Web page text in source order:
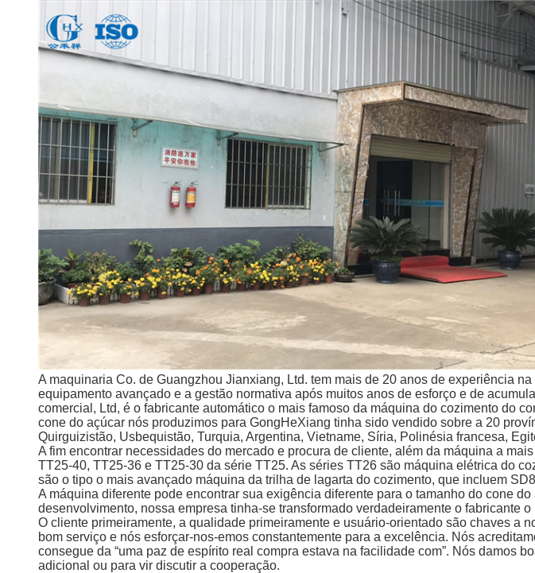
A maquinaria Co. de Guangzhou Jianxiang, Ltd. tem mais de 20 anos de experiência
equipamento avançado e a gestão normativa após muitos anos de esforço e de
comercial, Ltd, é o fabricante automático o mais famoso da máquina do cozimento do
cone do açúcar nós produzimos para GongHeXiang tinha sido vendido sobre a 20
Quirguizistão, Usbequistão, Turquia, Argentina, Vietname, Síria, Polinésia francesa,
A fim encontrar necessidades do mercado e procura de cliente, além da máquina a
TT25-40, TT25-36 e TT25-30 da série TT25. As séries TT26 são máquina elétrica do
são o tipo o mais avançado máquina da trilha de lagarta do cozimento, que incluem
A máquina diferente pode encontrar sua exigência diferente para o tamanho do cone
desenvolvimento, nossa empresa tinha-se transformado verdadeiramente o fabricante
O cliente primeiramente, a qualidade primeiramente e usuário-orientado são chaves a
bom serviço e nós esforçar-nos-emos constantemente para a excelência. Nós
consegue da “uma paz de espírito real compra estava na facilidade com”. Nós damos
adicional ou para vir discutir a cooperação.